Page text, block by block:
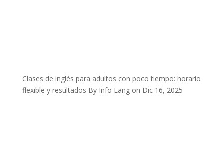
Clases de inglés para adultos con poco tiempo: horario
flexible y resultados By Info Lang on Dic 16, 2025